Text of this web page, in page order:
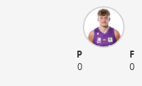
P
F
0
0